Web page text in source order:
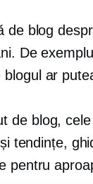
de blog
De
blogul ar
de blog,
tendințe,
pentru